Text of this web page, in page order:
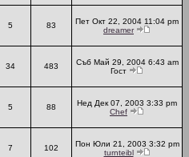
5 83
Пет Окт 22, 2004 11:04 pm
dreamer
34 483
Съб Май 29, 2004 6:43 am
Гост
5 88
Нед Дек 07, 2003 3:33 pm
Chef
7 102
Пон Юли 21, 2003 3:32 pm
turnteibl